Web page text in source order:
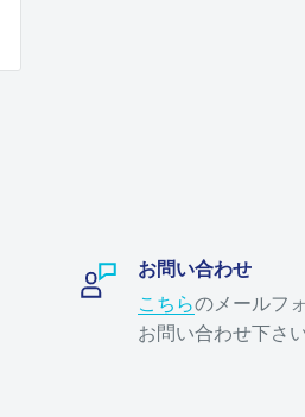
お問い合わせ
こちらのメールフ
お問い合わせ下さ